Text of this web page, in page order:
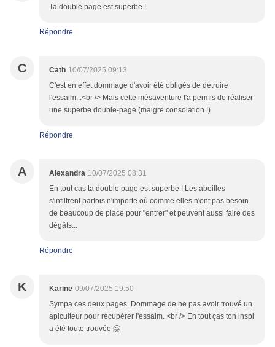
Ta double page est superbe !
Répondre
C Cath 10/07/2025 09:13
C'est en effet dommage d'avoir été obligés de détruire
l'essaim...<br /> Mais cette mésaventure t'a permis de réaliser
une superbe double-page (maigre consolation !)
Répondre
A Alexandra 10/07/2025 08:31
En tout cas ta double page est superbe ! Les abeilles
s'infiltrent parfois n'importe où comme elles n'ont pas besoin
de beaucoup de place pour "entrer" et peuvent aussi faire des
dégâts...
Répondre
K Karine 09/07/2025 19:50
Sympa ces deux pages. Dommage de ne pas avoir trouvé un
apiculteur pour récupérer l'essaim. <br /> En tout ças ton inspi
a été toute trouvée 🤗